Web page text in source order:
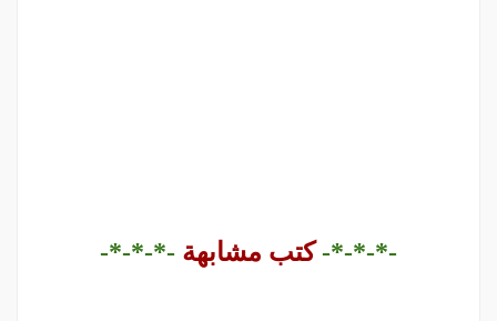
-*-*-*- كتب مشابهة -*-*-*-